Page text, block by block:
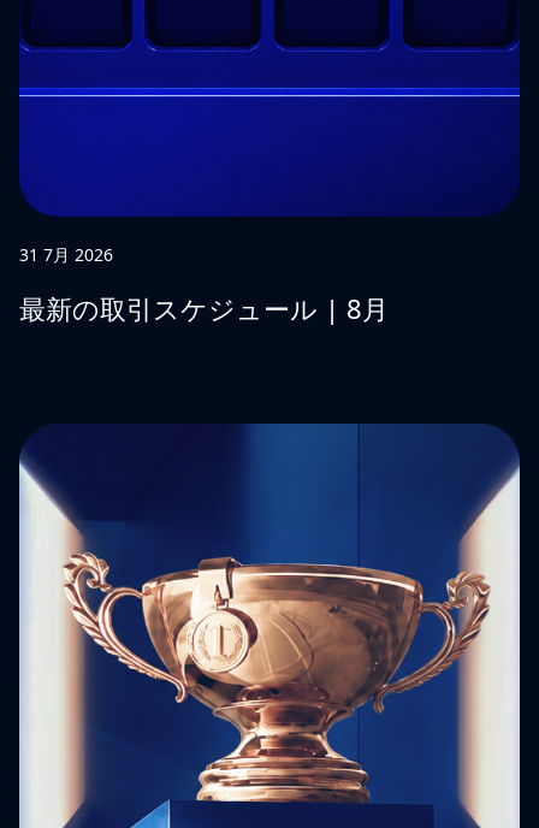
31 7月 2026
最新の取引スケジュール | 8月